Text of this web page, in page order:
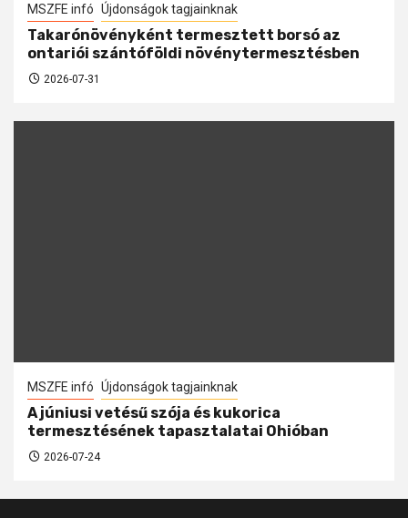
MSZFE infó Újdonságok tagjainknak
Takarónövényként termesztett borsó az
ontariói szántóföldi növénytermesztésben
2026-07-31
MSZFE infó Újdonságok tagjainknak
A júniusi vetésű szója és kukorica
termesztésének tapasztalatai Ohióban
2026-07-24